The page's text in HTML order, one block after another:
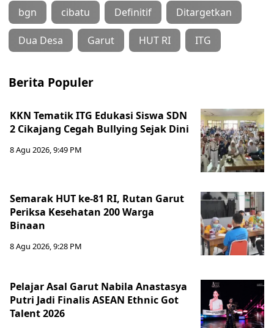
bgn cibatu Definitif Ditargetkan
Dua Desa Garut HUT RI ITG
Berita Populer
KKN Tematik ITG Edukasi Siswa SDN
2 Cikajang Cegah Bullying Sejak Dini
8 Agu 2026, 9:49 PM
Semarak HUT ke-81 RI, Rutan Garut
Periksa Kesehatan 200 Warga
Binaan
8 Agu 2026, 9:28 PM
Pelajar Asal Garut Nabila Anastasya
Putri Jadi Finalis ASEAN Ethnic Got
Talent 2026